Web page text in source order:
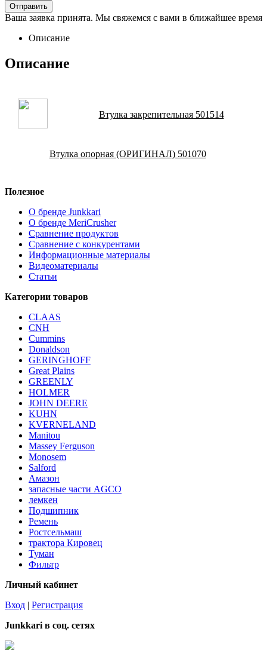
Ваша заявка принята. Мы свяжемся с вами в ближайшее время
Описание
Описание
Втулка закрепительная 501514
Втулка опорная (ОРИГИНАЛ) 501070
Полезное
О бренде Junkkari
О бренде MeriCrusher
Сравнение продуктов
Сравнение с конкурентами
Информационные материалы
Видеоматериалы
Статьи
Категории товаров
CLAAS
CNH
Cummins
Donaldson
GERINGHOFF
Great Plains
GREENLY
HOLMER
JOHN DEERE
KUHN
KVERNELAND
Manitou
Massey Ferguson
Monosem
Salford
Амазон
запасные части AGCO
лемкен
Подшипник
Ремень
Ростсельмаш
трактора Кировец
Туман
Фильтр
Личный кабинет
Вход | Регистрация
Junkkari в соц. сетях